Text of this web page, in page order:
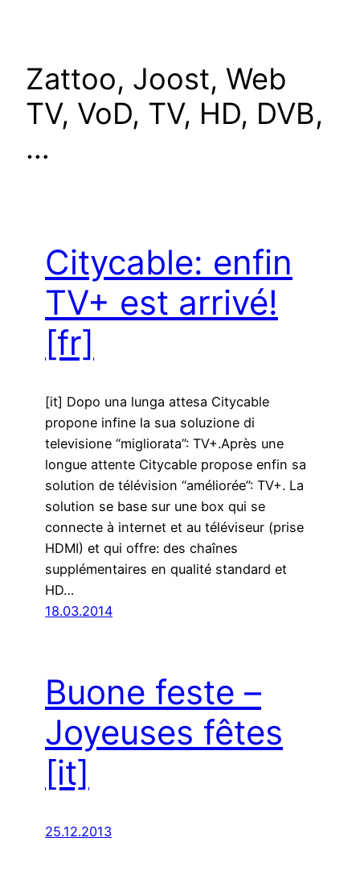
Zattoo, Joost, Web
TV, VoD, TV, HD, DVB,
…
Citycable: enfin
TV+ est arrivé!
[fr]
[it] Dopo una lunga attesa Citycable
propone infine la sua soluzione di
televisione “migliorata”: TV+.Après une
longue attente Citycable propose enfin sa
solution de télévision “améliorée”: TV+. La
solution se base sur une box qui se
connecte à internet et au téléviseur (prise
HDMI) et qui offre: des chaînes
supplémentaires en qualité standard et
HD…
18.03.2014
Buone feste –
Joyeuses fêtes
[it]
25.12.2013